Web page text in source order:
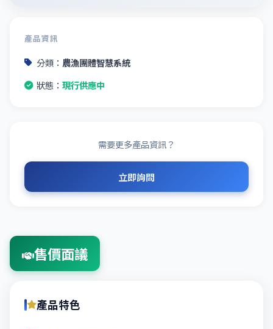
產品資訊
分類： 農漁團體智慧系統
狀態： 現行供應中
需要更多產品資訊？
立即詢問
售價面議
產品特色